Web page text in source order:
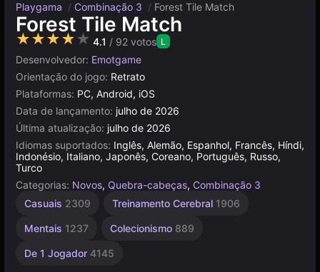
Playgama / Combinação 3 / Forest Tile Match
Forest Tile Match
★★★★★ 4.1 / 92 votos L
Desenvolvedor: Emotgame
Orientação do jogo: Retrato
Plataformas: PC, Android, iOS
Data de lançamento: julho de 2026
Última atualização: julho de 2026
Idiomas suportados: Inglês, Alemão, Espanhol, Francês, Híndi,
Indonésio, Italiano, Japonês, Coreano, Português, Russo,
Turco
Categorias: Novos, Quebra-cabeças, Combinação 3
Casuais 2309 Treinamento Cerebral 1906
Mentais 1237 Colecionismo 889
De 1 Jogador 4145